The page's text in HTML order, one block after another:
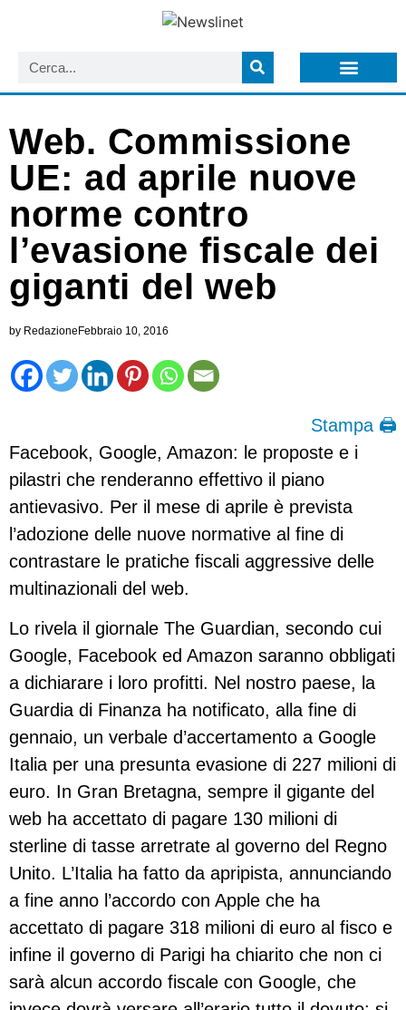
Web. Commissione
UE: ad aprile nuove
norme contro
l’evasione fiscale dei
giganti del web
by RedazioneFebbraio 10, 2016
Stampa 🖨
Facebook, Google, Amazon: le proposte e i
pilastri che renderanno effettivo il piano
antievasivo. Per il mese di aprile è prevista
l’adozione delle nuove normative al fine di
contrastare le pratiche fiscali aggressive delle
multinazionali del web.
Lo rivela il giornale The Guardian, secondo cui
Google, Facebook ed Amazon saranno obbligati
a dichiarare i loro profitti. Nel nostro paese, la
Guardia di Finanza ha notificato, alla fine di
gennaio, un verbale d’accertamento a Google
Italia per una presunta evasione di 227 milioni di
euro. In Gran Bretagna, sempre il gigante del
web ha accettato di pagare 130 milioni di
sterline di tasse arretrate al governo del Regno
Unito. L’Italia ha fatto da apripista, annunciando
a fine anno l’accordo con Apple che ha
accettato di pagare 318 milioni di euro al fisco e
infine il governo di Parigi ha chiarito che non ci
sarà alcun accordo fiscale con Google, che